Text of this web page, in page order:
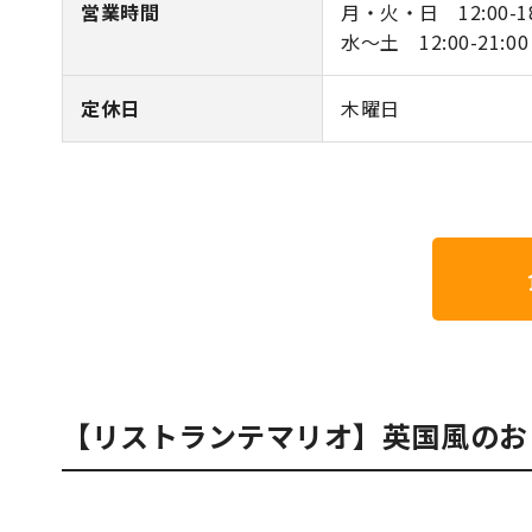
営業時間
月・火・日 12:00-
水～土 12:00-21:00
定休日 木曜日
【リストランテマリオ】英国風の